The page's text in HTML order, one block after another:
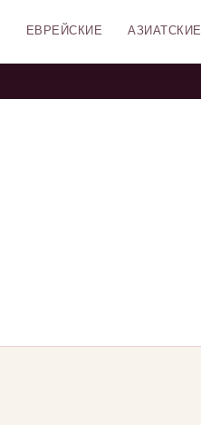
ЕВРЕЙСКИЕ АЗИАТСКИЕ